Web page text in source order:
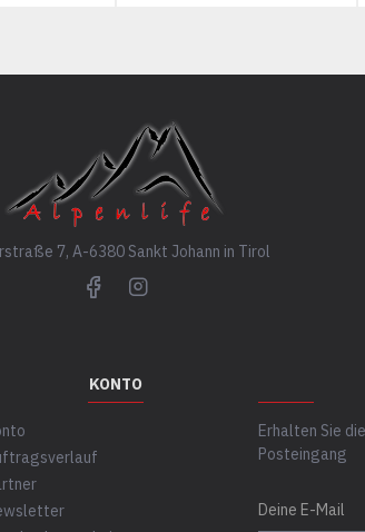
7, A-6380 Sankt Johann in Tirol
KONTO
Erhalten Sie
Posteingang